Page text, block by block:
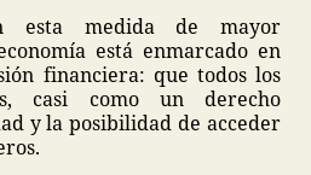
esta medida de mayor
está enmarcado en
financiera: que todos los
casi como un derecho
y la posibilidad de acceder